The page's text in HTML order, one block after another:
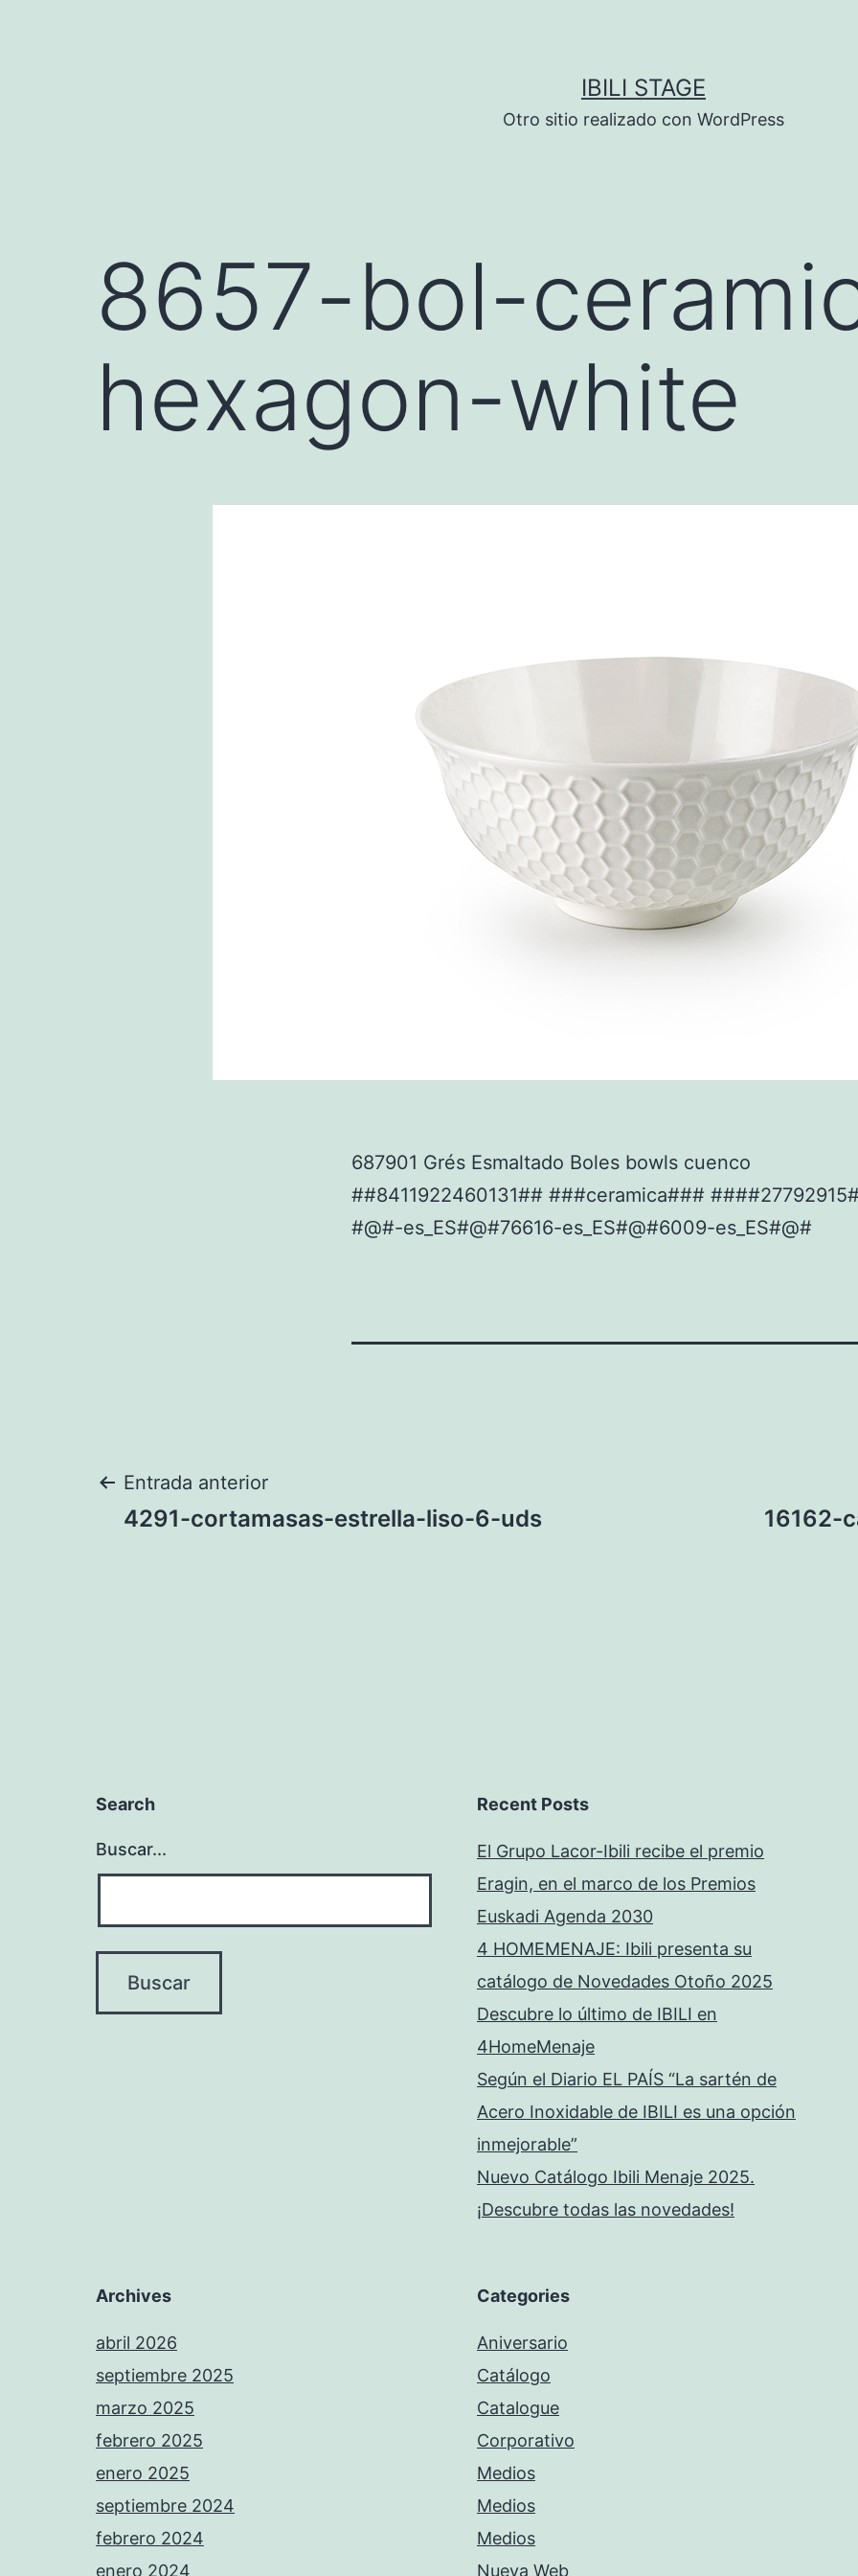
IBILI STAGE
Otro sitio realizado con WordPress
8657-bol-
hexagon-white
687901 Grés Esmaltado Boles bowls cuenco
##8411922460131## ###ceramica###
#@#-es_ES#@#76616-es_ES#@#6009-es_ES#@#
Navegación
Entrada anterior
4291-cortamasas-estrella-liso-6-uds 16162-
Search
Buscar...
Recent Posts
El Grupo Lacor-Ibili recibe el premio
Eragin, en el marco de los Premios
Euskadi Agenda 2030
4 HOMEMENAJE: Ibili presenta su
catálogo de Novedades Otoño 2025
Descubre lo último de IBILI en
4HomeMenaje
Según el Diario EL PAÍS “La sartén de
Acero Inoxidable de IBILI es una opción
inmejorable”
Nuevo Catálogo Ibili Menaje 2025.
¡Descubre todas las novedades!
Archives
abril 2026
septiembre 2025
marzo 2025
febrero 2025
enero 2025
septiembre 2024
febrero 2024
enero 2024
Categories
Aniversario
Catálogo
Catalogue
Corporativo
Medios
Medios
Medios
Nueva Web